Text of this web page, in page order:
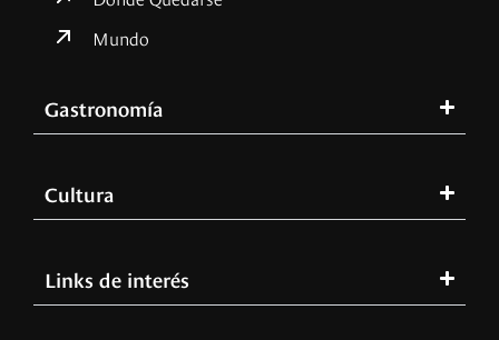
Mundo
Gastronomía
Cultura
Links de interés